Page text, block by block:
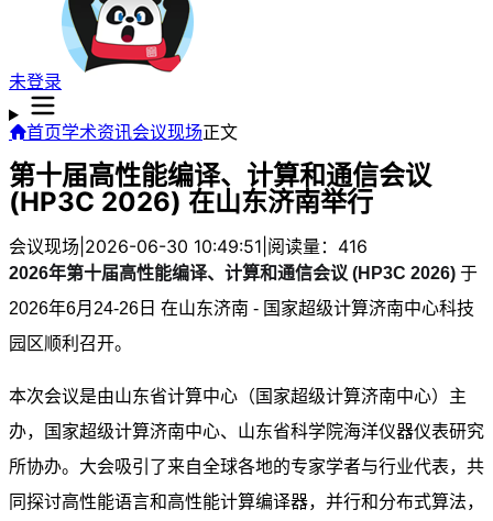
未登录
首页学术资讯会议现场正文
第十届高性能编译、计算和通信会议
(HP3C 2026) 在山东济南举行
会议现场 2026-06-30 10:49:51 阅读量：416
2026年第十届高性能编译、计算和通信会议 (HP3C 2026) 于
2026年6月24-26日 在山东济南 - 国家超级计算济南中心科技
园区顺利召开。
本次会议是由山东省计算中心（ 国家超级计算济南中心）主
办，国家超级计算济南中心、山东省科学院海洋仪器仪表研究
所协办。大会吸引了来自全球各地的专家学者与行业代表，共
同探讨高性能语言和高性能计算编译器，并行和分布式算法，